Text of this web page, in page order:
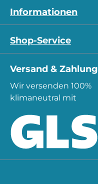
Informationen
Shop-Service
Versand & Zahlung
Wir versenden 100%
klimaneutral mit